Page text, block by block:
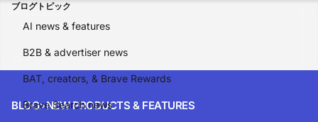
ブログトピック
AI news & features
B2B & advertiser news
BAT, creators, & Brave Rewards
Brave Search news
BLOG>NEW PRODUCTS & FEATURES